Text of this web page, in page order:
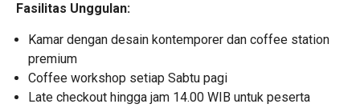
Fasilitas Unggulan:
Kamar dengan desain kontemporer dan coffee station
premium
Coffee workshop setiap Sabtu pagi
Late checkout hingga jam 14.00 WIB untuk peserta